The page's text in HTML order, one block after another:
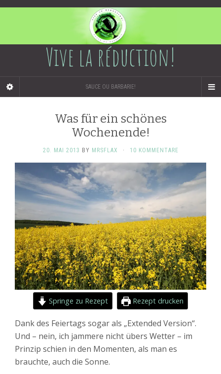
Vive la réduction!
SAUCE OU BARBARIE!
Was für ein schönes
Wochenende!
20. MAI 2013 BY MRSFLAX · 10 KOMMENTARE
Springe zu Rezept Rezept drucken
Dank des Feiertags sogar als „Extended Version“.
Und – nein, ich jammere nicht übers Wetter – im
Prinzip schien in den Momenten, als man es
brauchte, auch die Sonne.